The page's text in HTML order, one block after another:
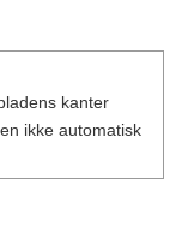
kanter
ikke automatisk